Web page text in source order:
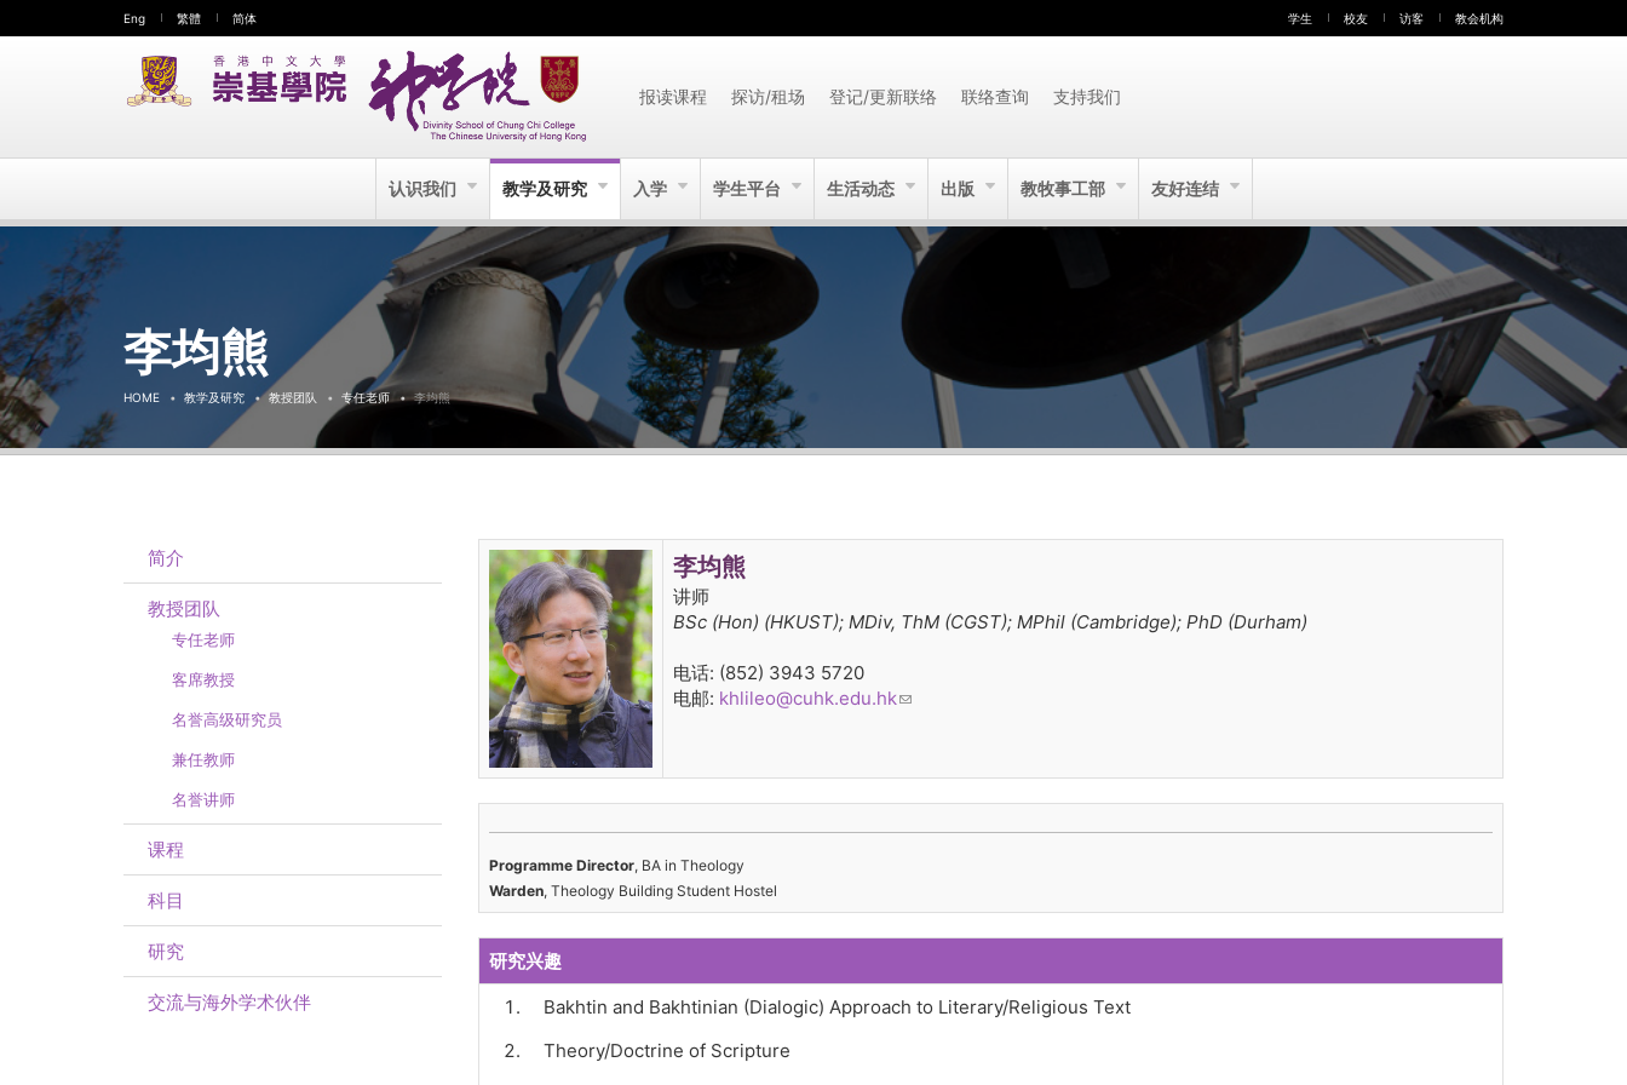
Eng 繁體 简体 学生 校友 访客 教会机构
报读课程 探访/租场 登记/更新联络 联络查询 支持我们
认识我们 教学及研究 入学 学生平台 生活动态 出版 教牧事工部 友好连结
李均熊
HOME 教学及研究 教授团队 专任老师 李均熊
李均熊
讲师
BSc (Hon) (HKUST); MDiv, ThM (CGST); MPhil (Cambridge); PhD (Durham)
电话: (852) 3943 5720
电邮: khlileo@cuhk.edu.hk(link sends e-mail)
Programme Director, BA in Theology
Warden, Theology Building Student Hostel
研究兴趣
Bakhtin and Bakhtinian (Dialogic) Approach to Literary/Religious Text
Theory/Doctrine of Scripture
简介
教授团队
专任老师
客席教授
名誉高级研究员
兼任教师
名誉讲师
课程
科目
研究
交流与海外学术伙伴